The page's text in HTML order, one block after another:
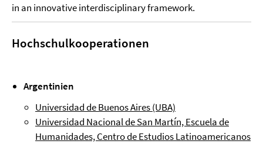
in an innovative interdisciplinary framework.
Hochschulkooperationen
Argentinien
Universidad de Buenos Aires (UBA)
Universidad Nacional de San Martín, Escuela de
Humanidades, Centro de Estudios Latinoamericanos